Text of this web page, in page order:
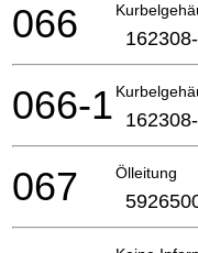
066
066-1
Ölleitung
067